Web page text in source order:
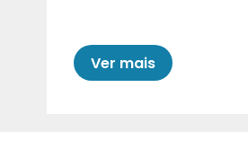
Ver mais